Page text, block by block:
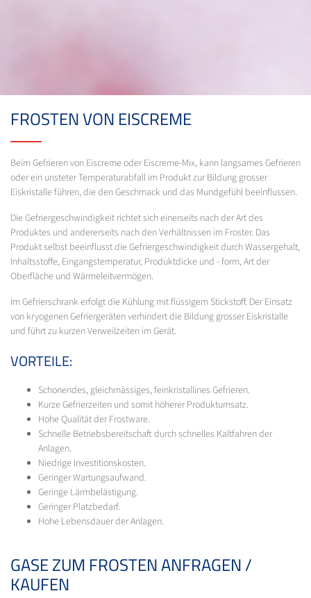
FROSTEN VON EISCREME
Beim Gefrieren von Eiscreme oder Eiscreme-Mix, kann langsames Gefrieren
oder ein unsteter Temperaturabfall im Produkt zur Bildung grosser
Eiskristalle führen, die den Geschmack und das Mundgefühl beeinflussen.
Die Gefriergeschwindigkeit richtet sich einerseits nach der Art des
Produktes und andererseits nach den Verhältnissen im Froster. Das
Produkt selbst beeinflusst die Gefriergeschwindigkeit durch Wassergehalt,
Inhaltsstoffe, Eingangstemperatur, Produktdicke und - form, Art der
Oberfläche und Wärmeleitvermögen.
Im Gefrierschrank erfolgt die Kühlung mit flüssigem Stickstoff. Der Einsatz
von kryogenen Gefriergeräten verhindert die Bildung grosser Eiskristalle
und führt zu kurzen Verweilzeiten im Gerät.
VORTEILE:
Schonendes, gleichmässiges, feinkristallines Gefrieren.
Kurze Gefrierzeiten und somit höherer Produktumsatz.
Hohe Qualität der Frostware.
Schnelle Betriebsbereitschaft durch schnelles Kaltfahren der
Anlagen.
Niedrige Investitionskosten.
Geringer Wartungsaufwand.
Geringe Lärmbelästigung.
Geringer Platzbedarf.
Hohe Lebensdauer der Anlagen.
GASE ZUM FROSTEN ANFRAGEN /
KAUFEN